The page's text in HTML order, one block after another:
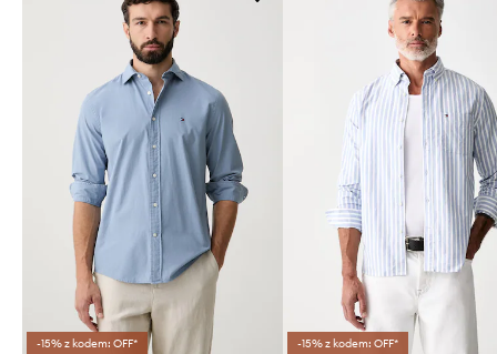
-15% z kodem: OFF* -15% z kodem: OFF*